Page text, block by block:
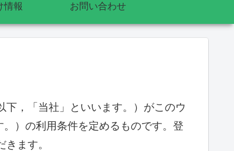
情報 お問い合わせ
，「当社」といいます。）がこのウ
）の利用条件を定めるものです。登
ます。